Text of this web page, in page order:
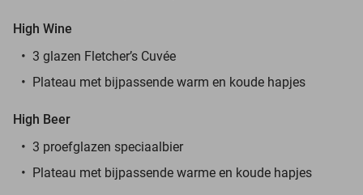
High Wine
3 glazen Fletcher’s Cuvée
Plateau met bijpassende warm en koude hapjes
High Beer
3 proefglazen speciaalbier
Plateau met bijpassende warme en koude hapjes